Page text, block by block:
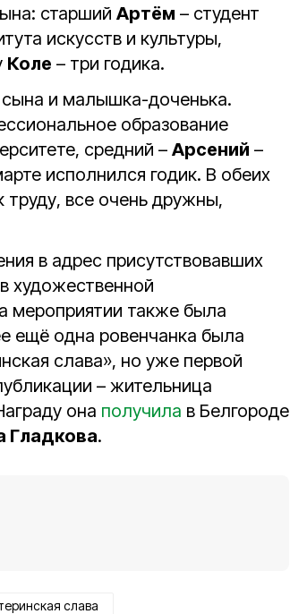
старший Артём – студент
искусств и культуры,
Коле – три годика.
и малышка-доченька.
образование
средний – Арсений –
исполнился годик. В обеих
труду, все очень дружны,
в адрес присутствовавших
художественной
мероприятии также была
ещё одна ровенчанка была
слава», но уже первой
– жительница
она получила в Белгороде
Гладкова.
слава